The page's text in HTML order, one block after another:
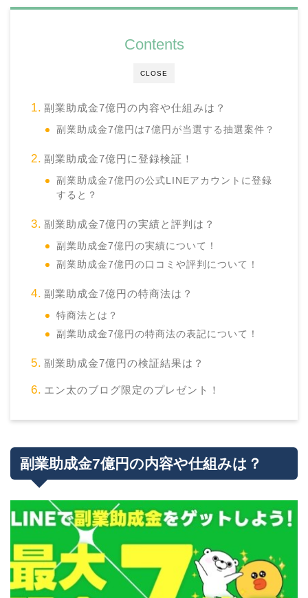
CLOSE
Contents
副業助成金7億円の内容や仕組みは？
副業助成金7億円は7億円が当選する抽選案件？
副業助成金7億円に登録検証！
副業助成金7億円の公式LINEアカウントに登録
すると？
副業助成金7億円の実績と評判は？
副業助成金7億円の実績について！
副業助成金7億円の口コミや評判について！
副業助成金7億円の特商法は？
特商法とは？
副業助成金7億円の特商法の表記について！
副業助成金7億円の検証結果は？
エン太のブログ限定のプレゼント！
副業助成金7億円の内容や仕組みは？